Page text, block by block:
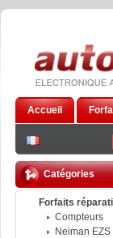
Accueil
Catégories
Forfaits
Compteurs
Neiman EZS